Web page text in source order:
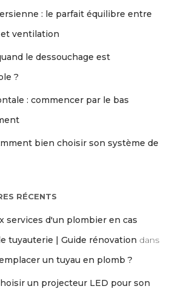
: le parfait équilibre entre
ventilation
le dessouchage est
?
: commencer par le bas
bien choisir son système de
RÉCENTS
services d'un plombier en cas
tuyauterie | Guide rénovation dans
un tuyau en plomb ?
un projecteur LED pour son